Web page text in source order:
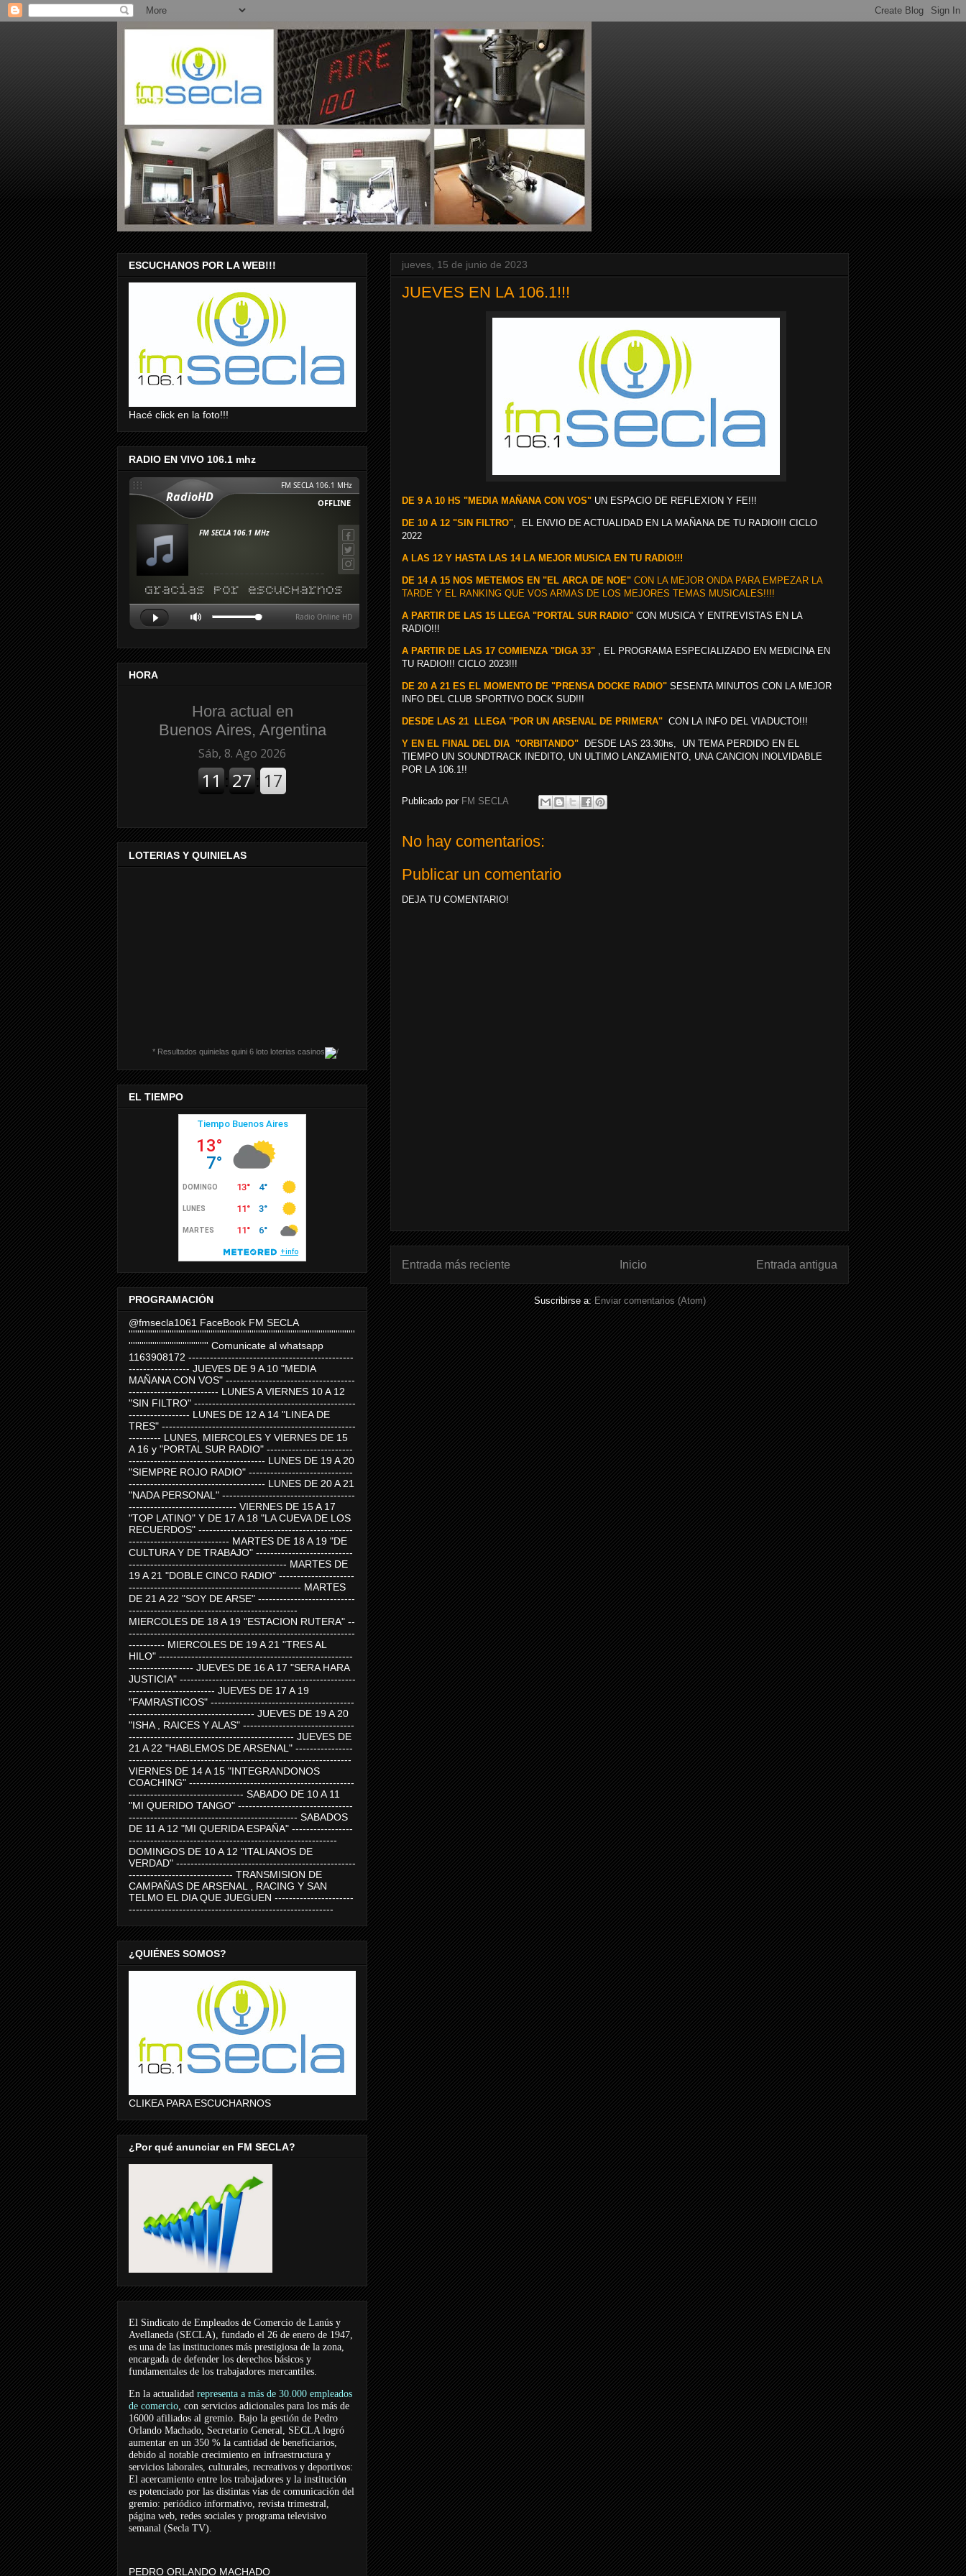
jueves, 15 de junio de 2023
JUEVES EN LA 106.1!!!
DE 9 A 10 HS "MEDIA MAÑANA CON VOS" UN ESPACIO DE REFLEXION Y FE!!!
DE 10 A 12 "SIN FILTRO", EL ENVIO DE ACTUALIDAD EN LA MAÑANA DE TU RADIO!!! CICLO
2022
A LAS 12 Y HASTA LAS 14 LA MEJOR MUSICA EN TU RADIO!!!
DE 14 A 15 NOS METEMOS EN "EL ARCA DE NOE" CON LA MEJOR ONDA PARA EMPEZAR LA
TARDE Y EL RANKING QUE VOS ARMAS DE LOS MEJORES TEMAS MUSICALES!!!!
A PARTIR DE LAS 15 LLEGA "PORTAL SUR RADIO" CON MUSICA Y ENTREVISTAS EN LA
RADIO!!!
A PARTIR DE LAS 17 COMIENZA "DIGA 33" , EL PROGRAMA ESPECIALIZADO EN MEDICINA EN
TU RADIO!!! CICLO 2023!!!
DE 20 A 21 ES EL MOMENTO DE "PRENSA DOCKE RADIO" SESENTA MINUTOS CON LA MEJOR
INFO DEL CLUB SPORTIVO DOCK SUD!!!
DESDE LAS 21 LLEGA "POR UN ARSENAL DE PRIMERA" CON LA INFO DEL VIADUCTO!!!
Y EN EL FINAL DEL DIA "ORBITANDO"
DESDE LAS 23.30hs, UN TEMA PERDIDO EN EL
TIEMPO UN SOUNDTRACK INEDITO, UN ULTIMO LANZAMIENTO, UNA CANCION INOLVIDABLE
POR LA 106.1!!
Publicado por FM SECLA
No hay comentarios:
Publicar un comentario
DEJA TU COMENTARIO!
Entrada más reciente Entrada antigua
Inicio
Suscribirse a: Enviar comentarios (Atom)
ESCUCHANOS POR LA WEB!!!
Hacé click en la foto!!!
RADIO EN VIVO 106.1 mhz
HORA
Hora actual en
Buenos Aires, Argentina
LOTERIAS Y QUINIELAS
* Resultados quinielas quini 6 loto loterias casinos
EL TIEMPO
PROGRAMACIÓN
@fmsecla1061 FaceBook FM SECLA
'''''''''''''''''''''''''''''''''''''''''''''''''''''''''''''''''''''''''''''''''''''''''''''''''''''''''
''''''''''''''''''''''''''''''''''''' Comunicate al whatsapp
1163908172 ----------------------------------------------
----------------- JUEVES DE 9 A 10 "MEDIA
MAÑANA CON VOS" ------------------------------------
------------------------- LUNES A VIERNES 10 A 12
"SIN FILTRO" ---------------------------------------------
----------------- LUNES DE 12 A 14 "LINEA DE
TRES" ------------------------------------------------------
--------- LUNES, MIERCOLES Y VIERNES DE 15
A 16 y "PORTAL SUR RADIO" ------------------------
-------------------------------------- LUNES DE 19 A 20
"SIEMPRE ROJO RADIO" -----------------------------
-------------------------------------- LUNES DE 20 A 21
"NADA PERSONAL" -------------------------------------
------------------------------ VIERNES DE 15 A 17
"TOP LATINO" Y DE 17 A 18 "LA CUEVA DE LOS
RECUERDOS" -------------------------------------------
---------------------------- MARTES DE 18 A 19 "DE
CULTURA Y DE TRABAJO" ---------------------------
-------------------------------------------- MARTES DE
19 A 21 "DOBLE CINCO RADIO" ---------------------
------------------------------------------------ MARTES
DE 21 A 22 "SOY DE ARSE" ---------------------------
-----------------------------------------------
MIERCOLES DE 18 A 19 "ESTACION RUTERA" --
---------------------------------------------------------------
---------- MIERCOLES DE 19 A 21 "TRES AL
HILO" ------------------------------------------------------
------------------ JUEVES DE 16 A 17 "SERA HARA
JUSTICIA" -------------------------------------------------
------------------------ JUEVES DE 17 A 19
"FAMRASTICOS" ----------------------------------------
----------------------------------- JUEVES DE 19 A 20
"ISHA , RAICES Y ALAS" -------------------------------
---------------------------------------------- JUEVES DE
21 A 22 "HABLEMOS DE ARSENAL" ----------------
--------------------------------------------------------------
VIERNES DE 14 A 15 "INTEGRANDONOS
COACHING" ----------------------------------------------
-------------------------------- SABADO DE 10 A 11
"MI QUERIDO TANGO" --------------------------------
----------------------------------------------- SABADOS
DE 11 A 12 "MI QUERIDA ESPAÑA" -----------------
----------------------------------------------------------
DOMINGOS DE 10 A 12 "ITALIANOS DE
VERDAD" --------------------------------------------------
----------------------------- TRANSMISION DE
CAMPAÑAS DE ARSENAL , RACING Y SAN
TELMO EL DIA QUE JUEGUEN ----------------------
---------------------------------------------------------
¿QUIÉNES SOMOS?
CLIKEA PARA ESCUCHARNOS
¿Por qué anunciar en FM SECLA?
El Sindicato de Empleados de Comercio de Lanús y
Avellaneda (SECLA), fundado el 26 de enero de 1947,
es una de las instituciones más prestigiosa de la zona,
encargada de defender los derechos básicos y
fundamentales de los trabajadores mercantiles.
En la actualidad representa a más de 30.000 empleados
de comercio, con servicios adicionales para los más de
16000 afiliados al gremio. Bajo la gestión de Pedro
Orlando Machado, Secretario General, SECLA logró
aumentar en un 350 % la cantidad de beneficiarios,
debido al notable crecimiento en infraestructura y
servicios laborales, culturales, recreativos y deportivos:
El acercamiento entre los trabajadores y la institución
es potenciado por las distintas vías de comunicación del
gremio: periódico informativo, revista trimestral,
página web, redes sociales y programa televisivo
semanal (Secla TV).
PEDRO ORLANDO MACHADO